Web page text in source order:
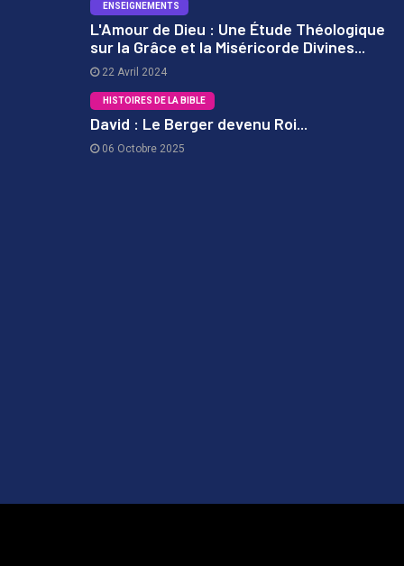
ENSEIGNEMENTS
L'Amour de Dieu : Une Étude Théologique
sur la Grâce et la Miséricorde Divines...
22 Avril 2024
HISTOIRES DE LA BIBLE
David : Le Berger devenu Roi...
06 Octobre 2025